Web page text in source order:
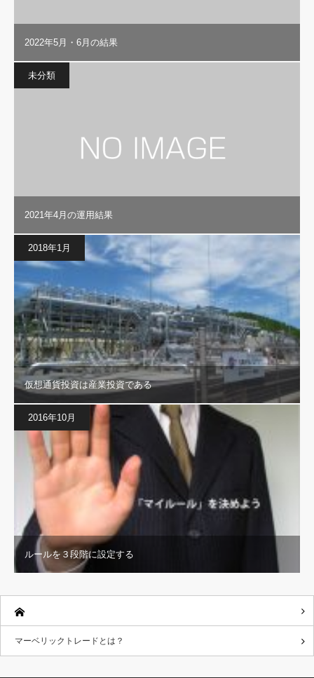
2022年5月・6月の結果
未分類
2021年4月の運用結果
2018年1月
仮想通貨投資は産業投資である
2016年10月
ルールを３段階に設定する
マーベリックトレードとは？